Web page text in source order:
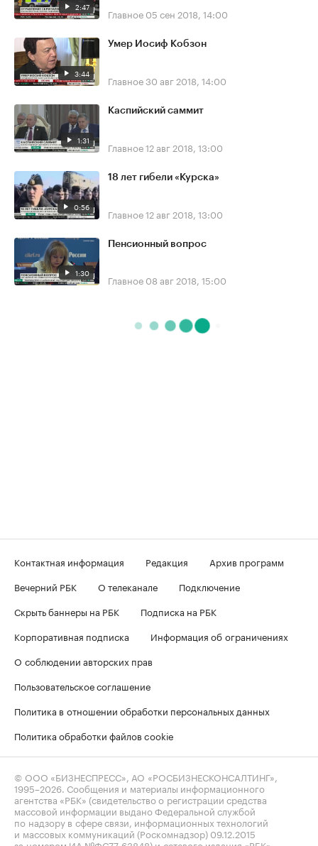
2:47 Главное 05 сен 2018, 14:00
3:44
Умер Иосиф Кобзон
Главное30 авг 2018, 14:00
1:31
Каспийский саммит
Главное12 авг 2018, 13:00
0:56
18 лет гибели «Курска»
Главное12 авг 2018, 13:00
1:30
Пенсионный вопрос
Главное 08 авг 2018, 15:00
Контактная информация Редакция
Архив программ
Вечерний РБК
О телеканале
Подключение
Скрыть баннеры на РБК
Подписка на РБК
Корпоративная подписка
Информация об ограничениях
О соблюдении авторских прав
Пользовательское соглашение
Политика в отношении обработки персональных данных
Политика обработки файлов cookie
© ООО «БИЗНЕСПРЕСС», АО «РОСБИЗНЕСКОНСАЛТИНГ»,
1995–2026. Сообщения и материалы информационного
агентства «РБК» (свидетельство о регистрации средства
массовой информации выдано Федеральной службой
по надзору в сфере связи, информационных технологий
и массовых коммуникаций (Роскомнадзор) 09.12.2015